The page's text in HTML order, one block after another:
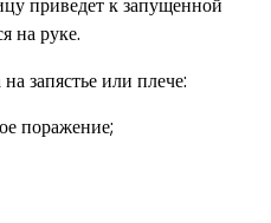
приведет к запущенной
на руке.
запястье или плече:
поражение;